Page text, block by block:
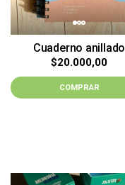
Cuaderno anillado
$20.000,00
COMPRAR